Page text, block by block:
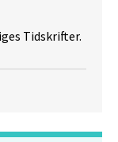
Tidskrifter.